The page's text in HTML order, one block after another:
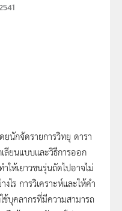
ยนักจัดรายการวิทยุ ดารา
ลียนแบบและวิธีการออก
ให้เยาวชนรุ่นถัดไปอาจไม่
ไร การวิเคราะห์และให้คำ
ช้บุคลากรที่มีความสามารถ